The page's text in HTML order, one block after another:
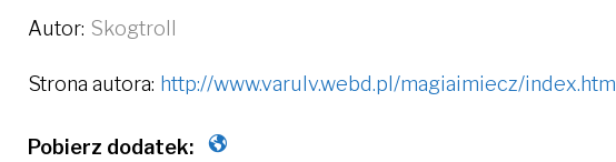
Autor: Skogtroll
Strona autora: http://www.varulv.webd.pl/magiaimiecz/index.html